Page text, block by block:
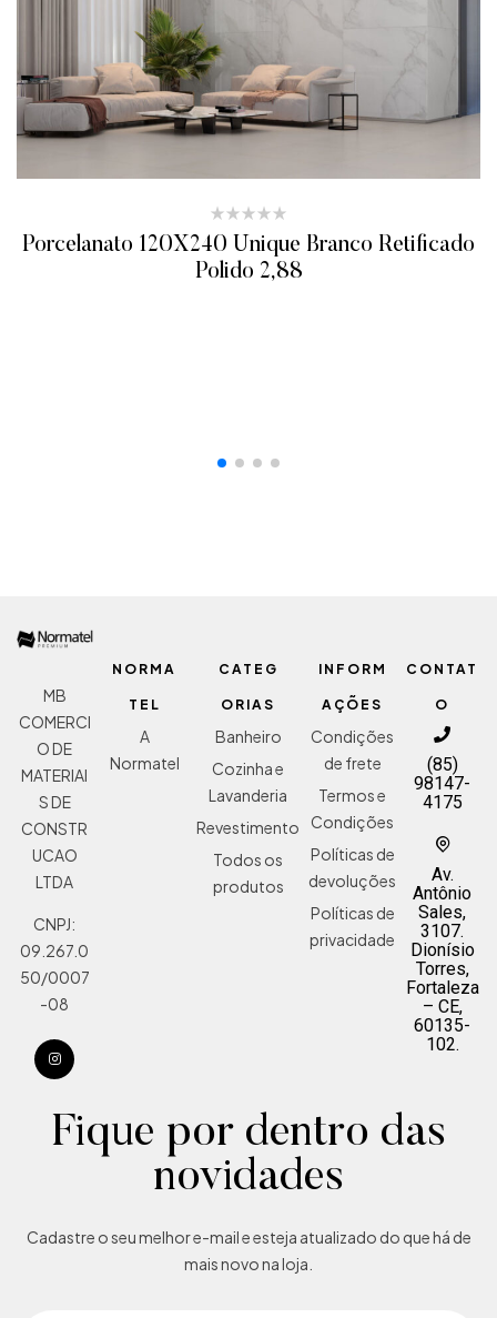
Porcelanato 120X240 Unique Branco Retificado
Polido 2,88
MB
COMERCI
O DE
MATERIAI
S DE
CONSTR
UCAO
LTDA
CNPJ:
09.267.0
50/0007
-08
NORMA
TEL
A
Normatel
CATEG
ORIAS
Banheiro
Cozinha e
Lavanderia
Revestimento
Todos os
produtos
INFORM
AÇÕES
Condições
de frete
Termos e
Condições
Políticas de
devoluções
Políticas de
privacidade
CONTAT
O
(85)
98147-
4175
Av.
Antônio
Sales,
3107.
Dionísio
Torres,
Fortaleza
– CE,
60135-
102.
Fique por dentro das
novidades
Cadastre o seu melhor e-mail e esteja atualizado do que há de
mais novo na loja.